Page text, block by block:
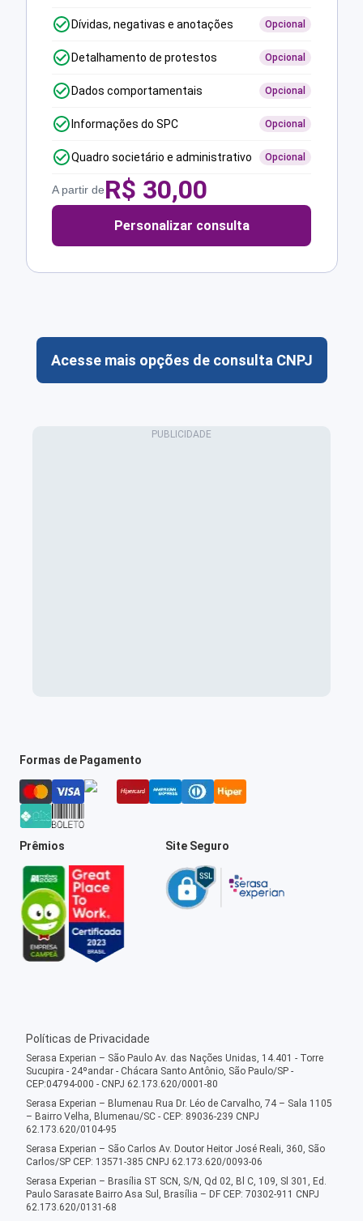
Dívidas, negativas e anotações Opcional
Detalhamento de protestos Opcional
Dados comportamentais Opcional
Informações do SPC Opcional
Quadro societário e administrativo Opcional
A partir deR$ 30,00
Personalizar consulta
Acesse mais opções de consulta CNPJ
Formas de Pagamento
Prêmios Site Seguro
Políticas de Privacidade
Serasa Experian – São Paulo Av. das Nações Unidas, 14.401 - Torre
Sucupira - 24ºandar - Chácara Santo Antônio, São Paulo/SP -
CEP:04794-000 - CNPJ 62.173.620/0001-80
Serasa Experian – Blumenau Rua Dr. Léo de Carvalho, 74 – Sala 1105
– Bairro Velha, Blumenau/SC - CEP: 89036-239 CNPJ
62.173.620/0104-95
Serasa Experian – São Carlos Av. Doutor Heitor José Reali, 360, São
Carlos/SP CEP: 13571-385 CNPJ 62.173.620/0093-06
Serasa Experian – Brasília ST SCN, S/N, Qd 02, Bl C, 109, Sl 301, Ed.
Paulo Sarasate Bairro Asa Sul, Brasília – DF CEP: 70302-911 CNPJ
62.173.620/0131-68